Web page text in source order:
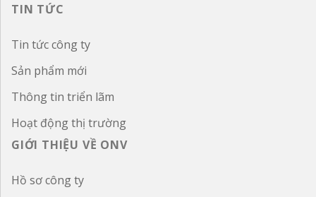
TIN TỨC
Tin tức công ty
Sản phẩm mới
Thông tin triển lãm
Hoạt động thị trường
GIỚI THIỆU VỀ ONV
Hồ sơ công ty